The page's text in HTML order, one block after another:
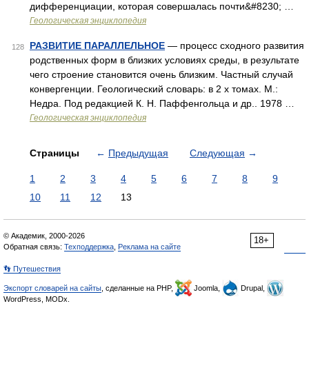
дифференциации, которая совершалась почти&#8230; …
Геологическая энциклопедия
128 РАЗВИТИЕ ПАРАЛЛЕЛЬНОЕ — процесс сходного развития
родственных форм в близких условиях среды, в результате
чего строение становится очень близким. Частный случай
конвергенции. Геологический словарь: в 2 х томах. М.:
Недра. Под редакцией К. Н. Паффенгольца и др.. 1978 …
Геологическая энциклопедия
Страницы ← Предыдущая Следующая →
1 2 3 4 5 6 7 8
9
10
11 12 13
18+
© Академик, 2000-2026
Обратная связь: Техподдержка Реклама на сайте
👣 Путешествия
Экспорт словарей на сайты , сделанные на PHP, Joomla,
Drupal,
WordPress, MODx.